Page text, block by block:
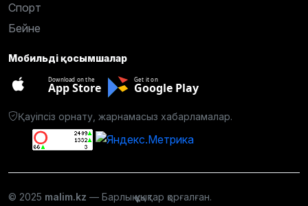
Спорт
Бейне
Мобильді қосымшалар
Download on the
App Store
Get it on
Google Play
Қауіпсіз орнату, жарнамасыз хабарламалар.
© 2025 malim.kz — Барлық құқықтар қорғалған.